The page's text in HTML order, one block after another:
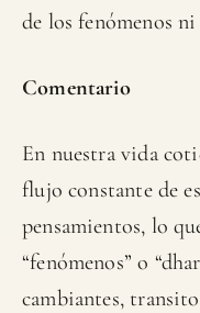
de los fenómenos ni
Comentario
En nuestra vida
flujo constante de
pensamientos, lo
“fenómenos” o
cambiantes,